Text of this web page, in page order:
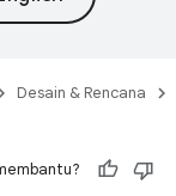
Desain & Rencana